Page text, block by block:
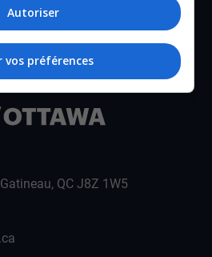
QC J8Z 1W5
Autoriser
vos préférences